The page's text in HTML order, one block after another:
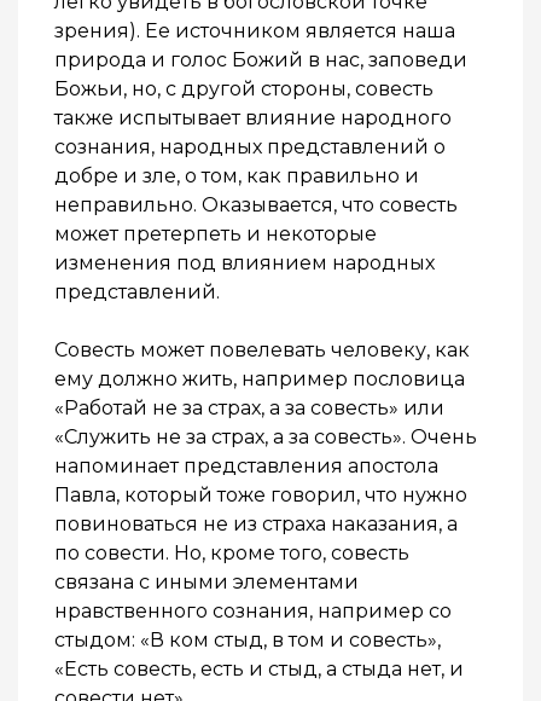
зрения). Ее источником является наша
природа и голос Божий в нас, заповеди
Божьи, но, с другой стороны, совесть
также испытывает влияние народного
сознания, народных представлений о
добре и зле, о том, как правильно и
неправильно. Оказывается, что совесть
может претерпеть и некоторые
изменения под влиянием народных
представлений.
Совесть может повелевать человеку, как
ему должно жить, например пословица
«Работай не за страх, а за совесть» или
«Служить не за страх, а за совесть». Очень
напоминает представления апостола
Павла, который тоже говорил, что нужно
повиноваться не из страха наказания, а
по совести. Но, кроме того, совесть
связана с иными элементами
нравственного сознания, например со
стыдом: «В ком стыд, в том и совесть»,
«Есть совесть, есть и стыд, а стыда нет, и